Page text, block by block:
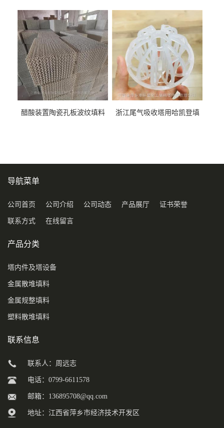
料
醋酸装置陶瓷孔板波纹填料
浙江尾气吸收塔用哈凯登填
导航菜单
公司首页 公司介绍 公司动态 产品展厅 证书荣誉
联系方式 在线留言
产品分类
塔内件及塔设备
金属散堆填料
金属规整填料
塑料散堆填料
联系信息
联系人：周远志
电话：0799-6611578
邮箱： 136895708@qq.com
地址：江西省萍乡市经济技术开发区